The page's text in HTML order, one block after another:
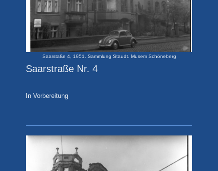
Saarstaße 4, 1951. Sammlung Staudt. Musem Schöneberg
Saarstraße Nr. 4
In Vorbereitung